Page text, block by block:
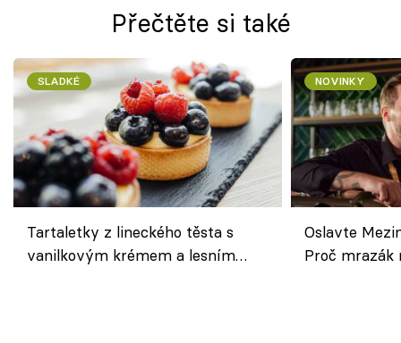
Přečtěte si také
SLADKÉ
Tartaletky z lineckého těsta s
vanilkovým krémem a lesním
NOVINKY
Oslavte
Proč